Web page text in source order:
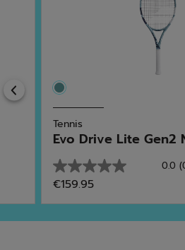
Previous
Tennis
Evo Drive Lite Gen2
0.0
0.0
van
de
5
€159.95